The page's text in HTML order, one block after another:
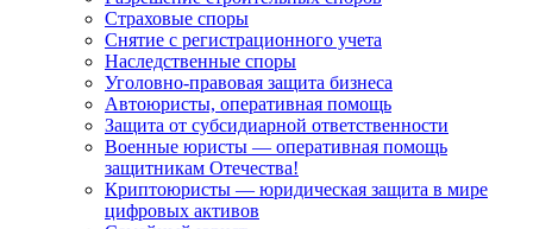
Страховые споры
Снятие с регистрационного учета
Наследственные споры
Уголовно-правовая защита бизнеса
Автоюристы, оперативная помощь
Защита от субсидиарной ответственности
Военные юристы — оперативная помощь
защитникам Отечества!
Криптоюристы — юридическая защита в мире
цифровых активов